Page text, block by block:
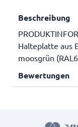
Beschreibung
Halteplatte aus
moosgrün
Bewertungen